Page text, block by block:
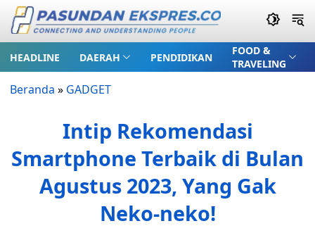
HEADLINE DAERAH PENDIDIKAN
FOOD &
TRAVELING
Beranda » GADGET
Intip Rekomendasi
Smartphone Terbaik di Bulan
Agustus 2023, Yang Gak
Neko-neko!